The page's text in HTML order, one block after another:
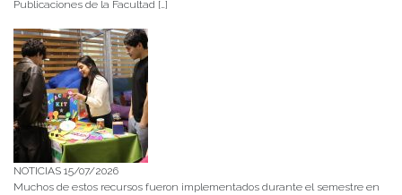
Publicaciones de la Facultad […]
NOTICIAS 15/07/2026
Muchos de estos recursos fueron implementados durante el semestre en